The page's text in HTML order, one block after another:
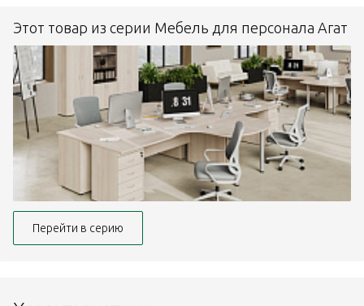
Этот товар из серии Мебель для персонала Агат
Перейти в серию